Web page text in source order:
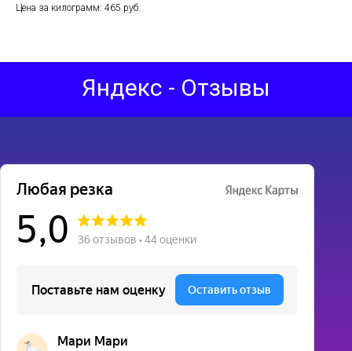
Цена за килограмм: 465 руб.
Яндекс - Отзывы